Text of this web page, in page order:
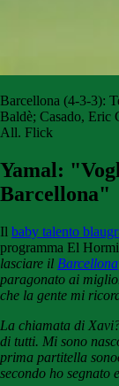
Barcellona (4-3-3):
Baldè; Casado, Eric
All. Flick
Yamal:
Barcellona"
Il baby talento
programma El
lasciare il Barcellona
paragonato ai
che la gente mi
La chiamata di
di tutti. Mi sono
prima partitella
secondo ho segnato